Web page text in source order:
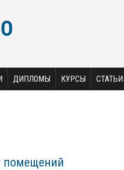
ДИПЛОМЫ КУРСЫ СТАТЬИ
помещений